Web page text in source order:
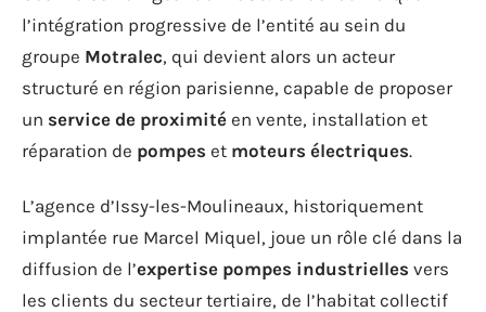
l’intégration progressive de l’entité au sein du
groupe Motralec, qui devient alors un acteur
structuré en région parisienne, capable de proposer
un service de proximité en vente, installation et
réparation de pompes et moteurs électriques.
L’agence d’Issy-les-Moulineaux, historiquement
implantée rue Marcel Miquel, joue un rôle clé dans la
diffusion de l’expertise pompes industrielles vers
les clients du secteur tertiaire, de l’habitat collectif